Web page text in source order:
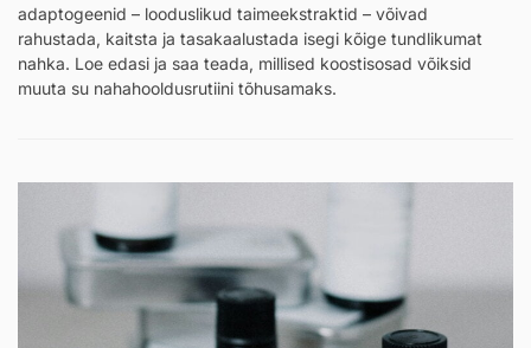
adaptogeenid – looduslikud taimeekstraktid – võivad
rahustada, kaitsta ja tasakaalustada isegi kõige tundlikumat
nahka. Loe edasi ja saa teada, millised koostisosad võiksid
muuta su nahahooldusrutiini tõhusamaks.